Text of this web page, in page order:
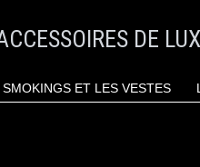
DE
SMOKINGS ET LES VESTES